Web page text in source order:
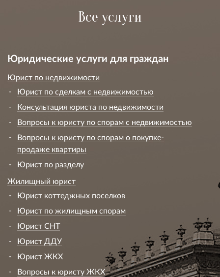
Все услуги
Юридические услуги для граждан
Юрист по недвижимости
Юрист по сделкам с недвижимостью
Консультация юриста по недвижимости
Вопросы к юристу по спорам с недвижимостью
Вопросы к юристу по спорам о покупке-
продаже квартиры
Юрист по разделу
Жилищный юрист
Юрист коттеджных поселков
Юрист по жилищным спорам
Юрист СНТ
Юрист ДДУ
Юрист ЖКХ
Вопросы к юристу ЖКХ